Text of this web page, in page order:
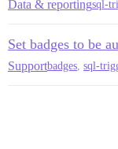
Data & reportingsql-
Set badges to be
Supportbadges, sql-